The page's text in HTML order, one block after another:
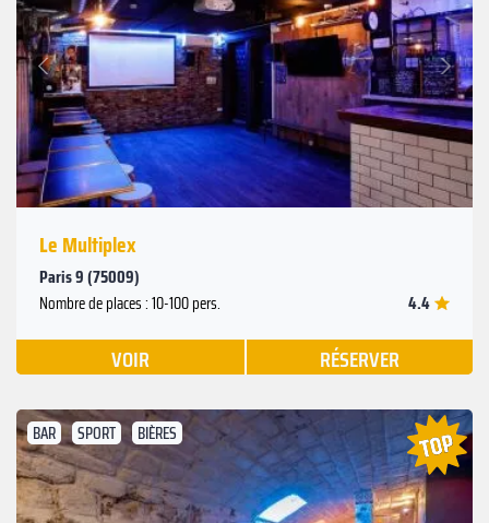
Précédent
Suivant
Le Multiplex
Paris 9 (75009)
Nombre de places : 10-100 pers. 4.4
VOIR RÉSERVER
BAR SPORT BIÈRES